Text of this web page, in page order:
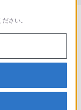
なお知らせ
さい。